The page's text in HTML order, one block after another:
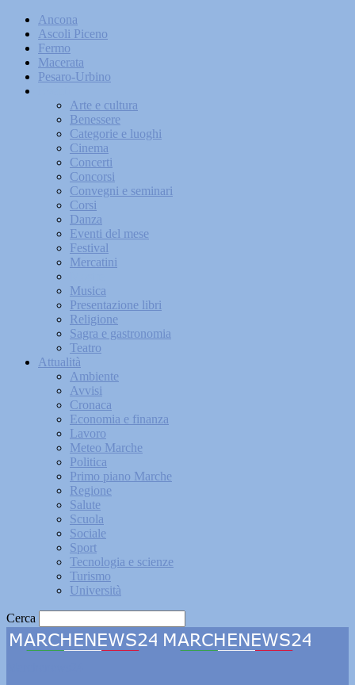
Ancona
Ascoli Piceno
Fermo
Macerata
Pesaro-Urbino
Arte e cultura
Benessere
Categorie e luoghi
Cinema
Concerti
Concorsi
Convegni e seminari
Corsi
Danza
Eventi del mese
Festival
Mercatini
Musica
Presentazione libri
Religione
Sagra e gastronomia
Teatro
Attualità
Ambiente
Avvisi
Cronaca
Economia e finanza
Lavoro
Meteo Marche
Politica
Primo piano Marche
Regione
Salute
Scuola
Sociale
Sport
Tecnologia e scienze
Turismo
Università
Cerca